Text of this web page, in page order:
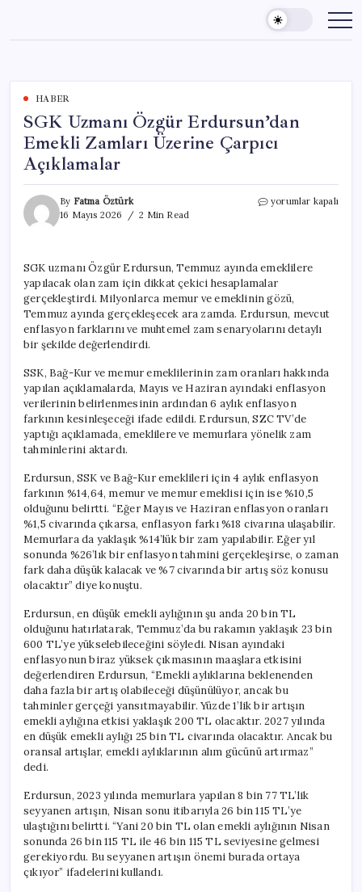
content
HABER
SGK Uzmanı Özgür Erdursun’dan
Emekli Zamları Üzerine Çarpıcı
Açıklamalar
By Fatma Öztürk
16 Mayıs 2026
2 Min Read
SGK
Zamları
Üzerine
Çarpıcı
Açıklamalar
yorumlar kapalı
SGK uzmanı Özgür Erdursun, Temmuz ayında emeklilere
yapılacak olan zam için dikkat çekici hesaplamalar
gerçekleştirdi. Milyonlarca memur ve emeklinin gözü,
Temmuz ayında gerçekleşecek ara zamda. Erdursun, mevcut
enflasyon farklarını ve muhtemel zam senaryolarını detaylı
bir şekilde değerlendirdi.
SSK, Bağ-Kur ve memur emeklilerinin zam oranları hakkında
yapılan açıklamalarda, Mayıs ve Haziran ayındaki enflasyon
verilerinin belirlenmesinin ardından 6 aylık enflasyon
farkının kesinleşeceği ifade edildi. Erdursun, SZC TV’de
yaptığı açıklamada, emeklilere ve memurlara yönelik zam
tahminlerini aktardı.
Erdursun, SSK ve Bağ-Kur emeklileri için 4 aylık enflasyon
farkının %14,64, memur ve memur emeklisi için ise %10,5
olduğunu belirtti. “Eğer Mayıs ve Haziran enflasyon oranları
%1,5 civarında çıkarsa, enflasyon farkı %18 civarına ulaşabilir.
Memurlara da yaklaşık %14’lük bir zam yapılabilir. Eğer yıl
sonunda %26’lık bir enflasyon tahmini gerçekleşirse, o zaman
fark daha düşük kalacak ve %7 civarında bir artış söz konusu
olacaktır” diye konuştu.
Erdursun, en düşük emekli aylığının şu anda 20 bin TL
olduğunu hatırlatarak, Temmuz’da bu rakamın yaklaşık 23 bin
600 TL’ye yükselebileceğini söyledi. Nisan ayındaki
enflasyonun biraz yüksek çıkmasının maaşlara etkisini
değerlendiren Erdursun, “Emekli aylıklarına beklenenden
daha fazla bir artış olabileceği düşünülüyor, ancak bu
tahminler gerçeği yansıtmayabilir. Yüzde 1’lik bir artışın
emekli aylığına etkisi yaklaşık 200 TL olacaktır. 2027 yılında
en düşük emekli aylığı 25 bin TL civarında olacaktır. Ancak bu
oransal artışlar, emekli aylıklarının alım gücünü artırmaz”
dedi.
Erdursun, 2023 yılında memurlara yapılan 8 bin 77 TL’lik
seyyanen artışın, Nisan sonu itibarıyla 26 bin 115 TL’ye
ulaştığını belirtti. “Yani 20 bin TL olan emekli aylığının Nisan
sonunda 26 bin 115 TL ile 46 bin 115 TL seviyesine gelmesi
gerekiyordu. Bu seyyanen artışın önemi burada ortaya
çıkıyor” ifadelerini kullandı.